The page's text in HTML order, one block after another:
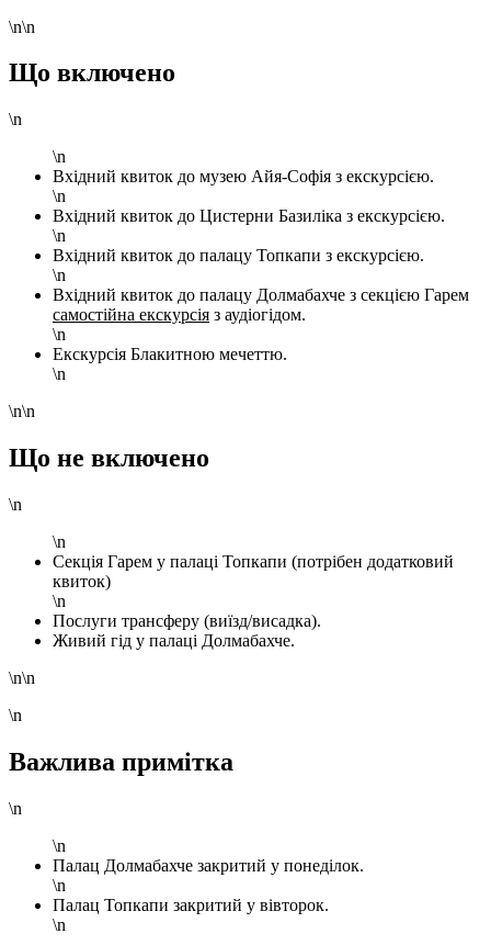
\n\n
Що включено
\n
\n
Вхідний квиток до музею Айя-Софія з екскурсією.
\n
Вхідний квиток до Цистерни Базиліка з екскурсією.
\n
Вхідний квиток до палацу Топкапи з екскурсією.
\n
Вхідний квиток до палацу Долмабахче з секцією Гарем
самостійна екскурсія з аудіогідом.
\n
Екскурсія Блакитною мечеттю.
\n
\n\n
Що не включено
\n
\n
Секція Гарем у палаці Топкапи (потрібен додатковий
квиток)
\n
Послуги трансферу (виїзд/висадка).
Живий гід у палаці Долмабахче.
\n\n
\n
Важлива примітка
\n
\n
Палац Долмабахче закритий у понеділок.
\n
Палац Топкапи закритий у вівторок.
\n